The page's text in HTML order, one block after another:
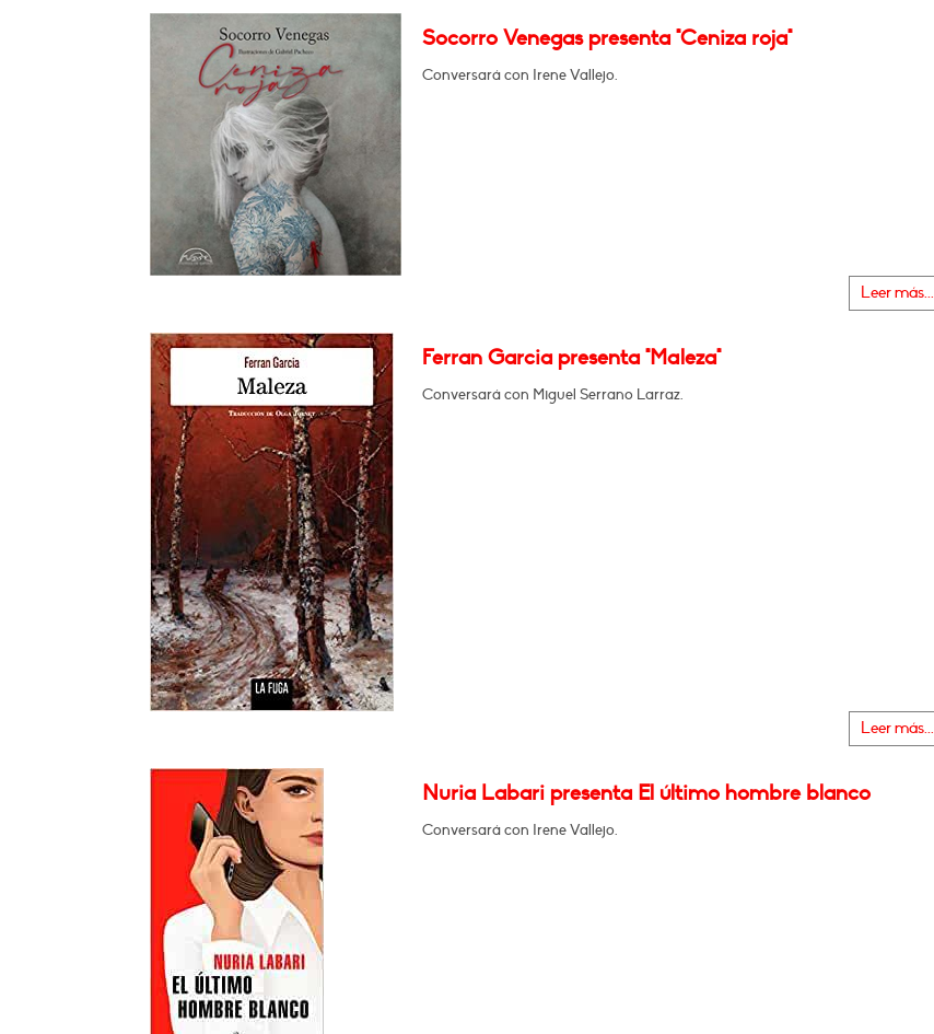
Socorro Venegas presenta "Ceniza roja"
Conversará con Irene Vallejo.
Leer más...
Ferran Garcia presenta "Maleza"
Conversará con Miguel Serrano Larraz.
Leer más...
Nuria Labari presenta El último hombre blanco
Conversará con Irene Vallejo.